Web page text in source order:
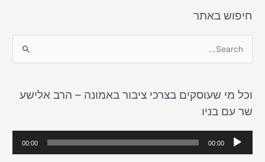
חיפוש באתר
r
c
h
וכל מי שעוסקים בצרכי ציבור באמונה – הרב אלישע
שר עם בניו
ג
00:00
00:00